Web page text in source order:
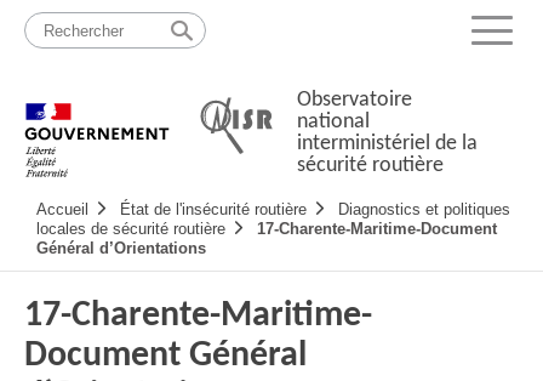
Passer
contenu
Menu
Observatoire
national
interministériel de la
sécurité routière
principale
Accueil État de l'insécurité routière
Diagnostics et politiques
locales de sécurité routière
17-Charente-Maritime-Document
Général d’Orientations
17-Charente-Maritime-
Document Général